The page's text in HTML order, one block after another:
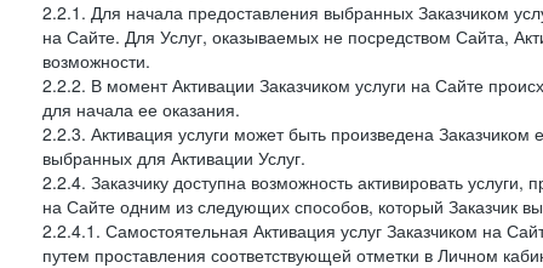
2.2.1. Для начала предоставления выбранных Заказчиком
на Сайте. Для Услуг, оказываемых не посредством Сайта,
возможности.
2.2.2. В момент Активации Заказчиком услуги на Сайте
для начала ее оказания.
2.2.3. Активация услуги может быть произведена
выбранных для Активации Услуг.
2.2.4. Заказчику доступна возможность активировать
на Сайте одним из следующих способов, который Заказчик
2.2.4.1. Самостоятельная Активация услуг Заказчиком на
путем проставления соответствующей отметки в Личном